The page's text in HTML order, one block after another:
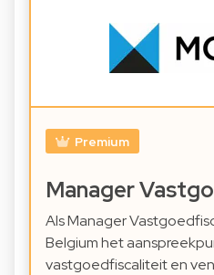
Premium
Manager
Als Manager
Belgium het
vastgoedfiscaliteit en